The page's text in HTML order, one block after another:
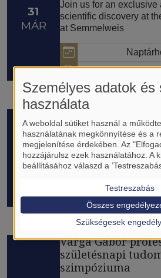
31
MÁR
Join us for an exclusive
scientific discovery at
at Semmelweis
03-05
MÁR
A rendezvényen készült
A 6 hónapos Progress
Európa Alapítvány
Varga Gábor
születésnapi
szimpóziuma
Személyes adatok és
használata
A weboldal sütiket használ a
használatának megkönnyítése és a
megjelenítése érdekében. Az
hozzájárulsz ezek használatához. A
beállításához válaszd a
Testreszabás
Szükségesek
Összes